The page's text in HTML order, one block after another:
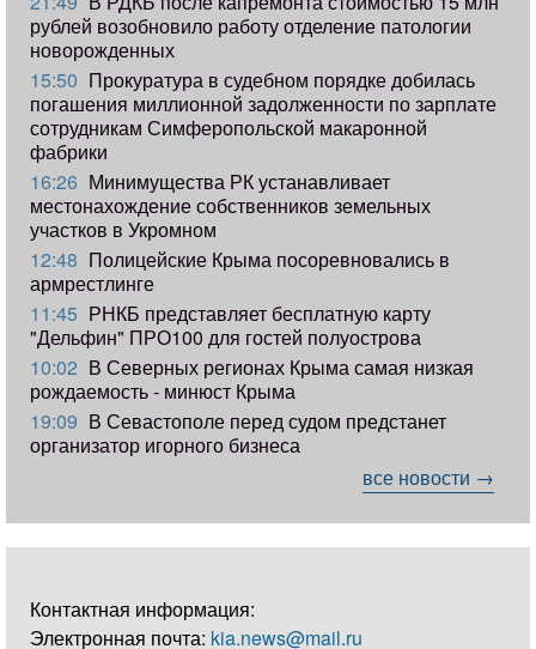
рублей возобновило работу отделение патологии
новорожденных
15:50 Прокуратура в судебном порядке добилась
погашения миллионной задолженности по зарплате
сотрудникам Симферопольской макаронной
фабрики
16:26 Минимущества РК устанавливает
местонахождение собственников земельных
участков в Укромном
12:48 Полицейские Крыма посоревновались в
армрестлинге
11:45 РНКБ представляет бесплатную карту
"Дельфин" ПРО100 для гостей полуострова
10:02 В Северных регионах Крыма самая низкая
рождаемость - минюст Крыма
19:09 В Севастополе перед судом предстанет
организатор игорного бизнеса
все новости →
Контактная информация:
Электронная почта: kia.news@mail.ru